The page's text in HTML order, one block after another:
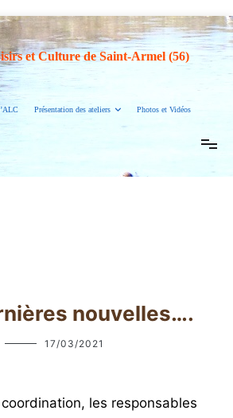
et Culture de Saint-Armel (56)
Présentation des ateliers Photos et Vidéos
nouvelles….
17/03/2021
les responsables